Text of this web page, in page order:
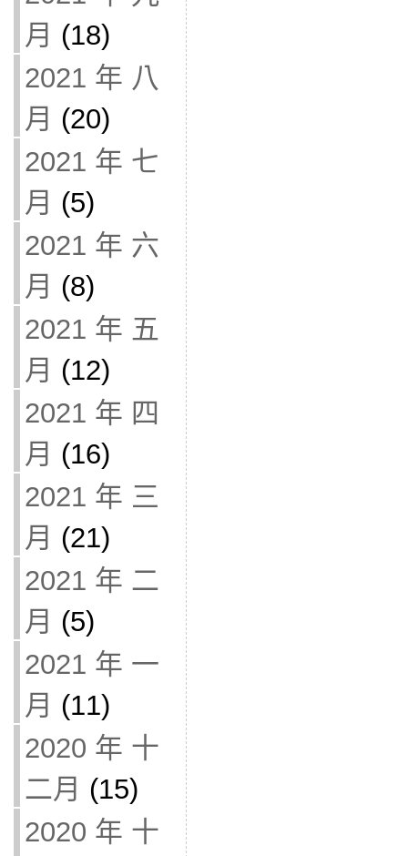
月 (18)
2021 年 八
月 (20)
2021 年 七
月 (5)
2021 年 六
月 (8)
2021 年 五
月 (12)
2021 年 四
月 (16)
2021 年 三
月 (21)
2021 年 二
月 (5)
2021 年 一
月 (11)
2020 年 十
二月 (15)
2020 年 十